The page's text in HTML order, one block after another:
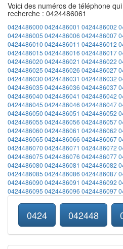
Voici des numéros de téléphone
recherche : 0424486061
0424486000 0424486001 0424486002
0424486005 0424486006 0424486007
0424486010 0424486011 0424486012
0424486015 0424486016 0424486017
0424486020 0424486021 0424486022
0424486025 0424486026 0424486027
0424486030 0424486031 0424486032
0424486035 0424486036 0424486037
0424486040 0424486041 0424486042
0424486045 0424486046 0424486047
0424486050 0424486051 0424486052
0424486055 0424486056 0424486057
0424486060 0424486061 0424486062
0424486065 0424486066 0424486067
0424486070 0424486071 0424486072
0424486075 0424486076 0424486077
0424486080 0424486081 0424486082
0424486085 0424486086 0424486087
0424486090 0424486091 0424486092
0424486095 0424486096 0424486097
0424 042448